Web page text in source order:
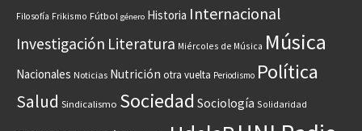
Filosofía Frikismo Fútbol género Historia Internacional
Investigación Literatura Miércoles de Música Música
Nacionales Noticias Nutrición otra vuelta Periodismo Política
Salud Sindicalismo Sociedad Sociología Solidaridad